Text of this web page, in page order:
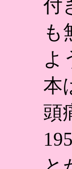
付
も
よ
本
頭